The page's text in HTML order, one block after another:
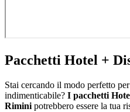
Pacchetti Hotel +
Stai cercando il modo perfetto
indimenticabile? I pacchetti
Rimini potrebbero essere la tua